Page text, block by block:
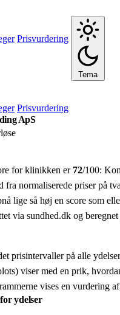
Prisvurdering
Tema
Prisvurdering
ApS
for klinikken er 72/100:
fra normaliserede priser på
lige så høj en score som
via sundhed.dk og
prisintervaller på alle
viser med en prik,
vises en vurdering
ydelser